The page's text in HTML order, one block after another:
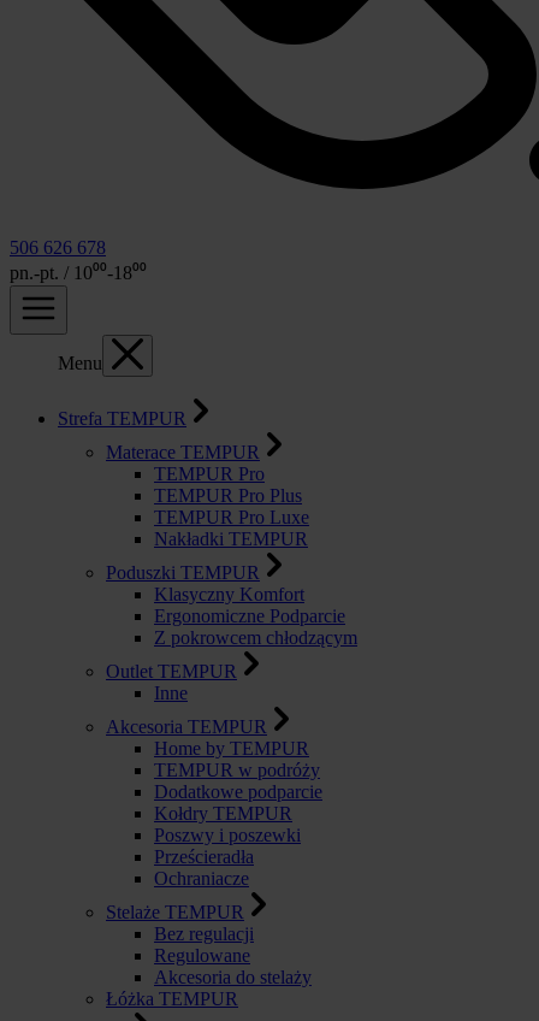
506 626 678
pn.-pt. / 10⁰⁰-18⁰⁰
Menu
Strefa TEMPUR
Materace TEMPUR
TEMPUR Pro
TEMPUR Pro Plus
TEMPUR Pro Luxe
Nakładki TEMPUR
Poduszki TEMPUR
Klasyczny Komfort
Ergonomiczne Podparcie
Z pokrowcem chłodzącym
Outlet TEMPUR
Inne
Akcesoria TEMPUR
Home by TEMPUR
TEMPUR w podróży
Dodatkowe podparcie
Kołdry TEMPUR
Poszwy i poszewki
Prześcieradła
Ochraniacze
Stelaże TEMPUR
Bez regulacji
Regulowane
Akcesoria do stelaży
Łóżka TEMPUR